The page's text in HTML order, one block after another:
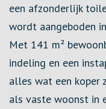
een afzonderlijk
wordt aangeboden
Met 141 m²
indeling en een
alles wat een
als vaste woonst in